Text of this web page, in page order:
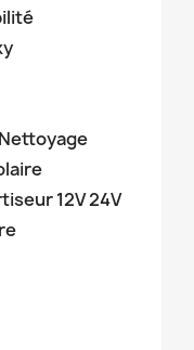
12V 24V